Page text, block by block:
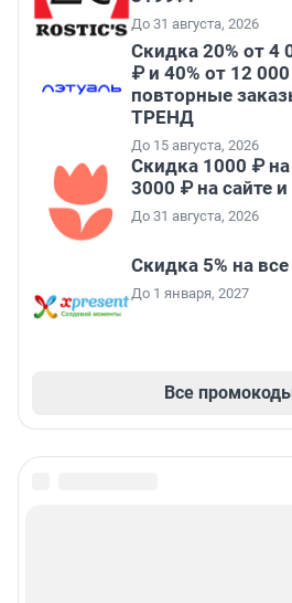
До 31 августа, 2026
Скидка 20% от 4
₽ и 40% от 12
повторные
ТРЕНД
До 15 августа, 2026
Скидка 1000 ₽
3000 ₽ на сайте
До 31 августа, 2026
Скидка 5% на
До 1 января, 2027
Все